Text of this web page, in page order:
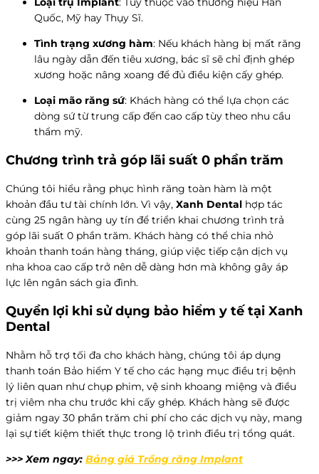
Quốc, Mỹ hay Thụy Sĩ.
Tình trạng xương hàm: Nếu khách hàng bị mất răng
lâu ngày dẫn đến tiêu xương, bác sĩ sẽ chỉ định ghép
xương hoặc nâng xoang để đủ điều kiện cấy ghép.
Loại mão răng sứ: Khách hàng có thể lựa chọn các
dòng sứ từ trung cấp đến cao cấp tùy theo nhu cầu
thẩm mỹ.
Chương trình trả góp lãi suất 0 phần trăm
Chúng tôi hiểu rằng phục hình răng toàn hàm là một
khoản đầu tư tài chính lớn. Vì vậy, Xanh Dental hợp tác
cùng 25 ngân hàng uy tín để triển khai chương trình trả
góp lãi suất 0 phần trăm. Khách hàng có thể chia nhỏ
khoản thanh toán hàng tháng, giúp việc tiếp cận dịch vụ
nha khoa cao cấp trở nên dễ dàng hơn mà không gây áp
lực lên ngân sách gia đình.
Quyền lợi khi sử dụng bảo hiểm y tế tại Xanh
Dental
Nhằm hỗ trợ tối đa cho khách hàng, chúng tôi áp dụng
thanh toán Bảo hiểm Y tế cho các hạng mục điều trị bệnh
lý liên quan như chụp phim, vệ sinh khoang miệng và điều
trị viêm nha chu trước khi cấy ghép. Khách hàng sẽ được
giảm ngay 30 phần trăm chi phí cho các dịch vụ này, mang
lại sự tiết kiệm thiết thực trong lộ trình điều trị tổng quát.
>>> Xem ngay: Bảng giá Trồng răng Implant